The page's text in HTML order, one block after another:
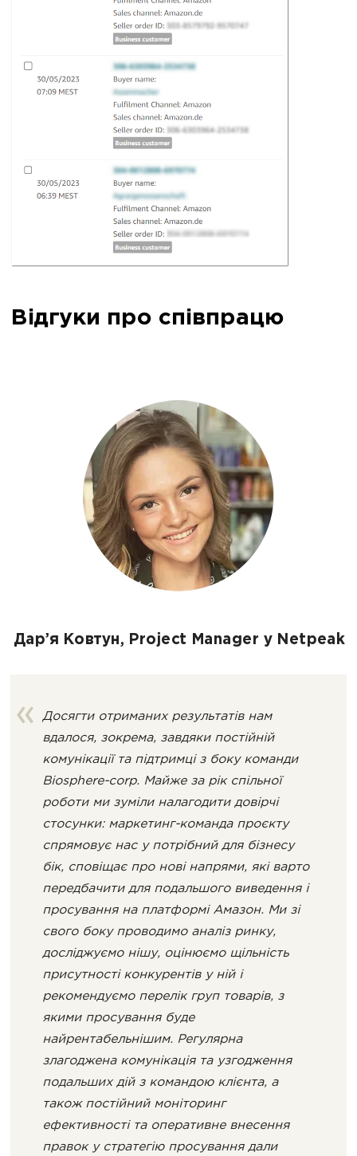
Відгуки про співпрацю
Дар’я Ковтун, Project Manager у Netpeak
Досягти отриманих результатів нам
вдалося, зокрема, завдяки постійній
комунікації та підтримці з боку команди
Biosphere-corp. Майже за рік спільної
роботи ми зуміли налагодити довірчі
стосунки: маркетинг-команда проєкту
спрямовує нас у потрібний для бізнесу
бік, сповіщає про нові напрями, які варто
передбачити для подальшого виведення і
просування на платформі Амазон. Ми зі
свого боку проводимо аналіз ринку,
досліджуємо нішу, оцінюємо щільність
присутності конкурентів у ній і
рекомендуємо перелік груп товарів, з
якими просування буде
найрентабельнішим. Регулярна
злагоджена комунікація та узгодження
подальших дій з командою клієнта, а
також постійний моніторинг
ефективності та оперативне внесення
правок у стратегію просування дали